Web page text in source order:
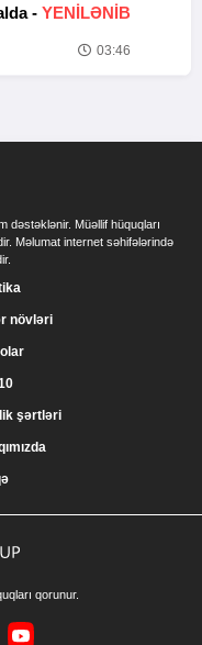
- YENİLƏNİB
03:46
dəstəklənir. Müəllif hüquqları
Məlumat internet səhifələrində
növləri
şərtləri
qorunur.